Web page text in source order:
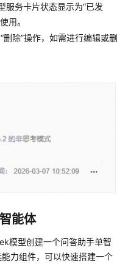
服务卡片状态显示为“已发
用。
“删除”操作，如需进行编辑或删
能体
模型创建一个问答助手单智
力组件，可以快速搭建一个